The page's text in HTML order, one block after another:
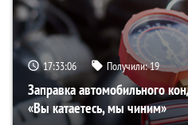
17:33:05 Получили:19
Заправка автомобильного
«Вы катаетесь, мы чиним»